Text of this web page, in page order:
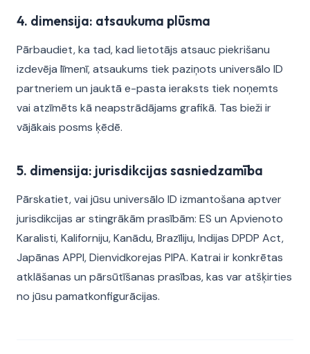
4. dimensija: atsaukuma plūsma
Pārbaudiet, ka tad, kad lietotājs atsauc piekrišanu
izdevēja līmenī, atsaukums tiek paziņots universālo ID
partneriem un jauktā e-pasta ieraksts tiek noņemts
vai atzīmēts kā neapstrādājams grafikā. Tas bieži ir
vājākais posms ķēdē.
5. dimensija: jurisdikcijas sasniedzamība
Pārskatiet, vai jūsu universālo ID izmantošana aptver
jurisdikcijas ar stingrākām prasībām: ES un Apvienoto
Karalisti, Kaliforniju, Kanādu, Brazīliju, Indijas DPDP Act,
Japānas APPI, Dienvidkorejas PIPA. Katrai ir konkrētas
atklāšanas un pārsūtīšanas prasības, kas var atšķirties
no jūsu pamatkonfigurācijas.